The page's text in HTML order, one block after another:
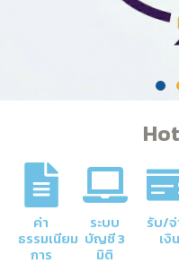
ค่า
ธรรมเนียม
การ
ระบบ
บัญชี 3
มิติ
รับ/
เงิน